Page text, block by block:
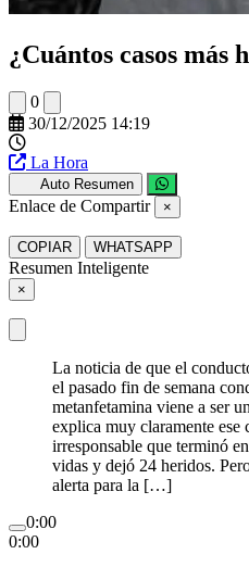
¿Cuántos casos más
0
30/12/2025 14:19
La Hora
Auto Resumen
Enlace de Compartir ×
COPIAR WHATSAPP
Resumen Inteligente
×
La noticia de que el
el pasado fin de semana
metanfetamina viene a ser
explica muy claramente ese
irresponsable que terminó
vidas y dejó 24 heridos.
alerta para la […]
0:00
0:00